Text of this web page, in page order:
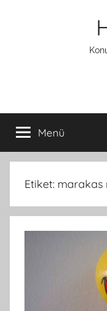
Menü
Etiket: marakas